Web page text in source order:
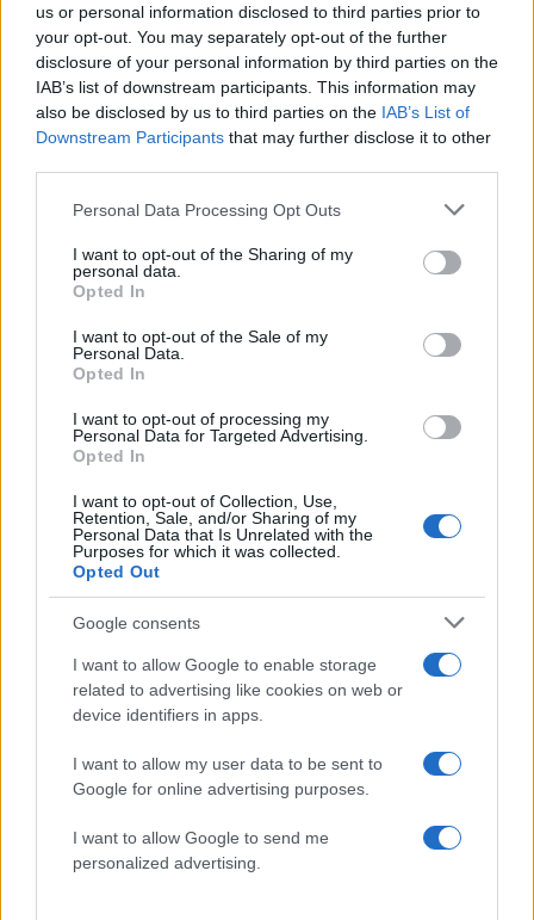
us or personal information disclosed to third parties prior to
your opt-out. You may separately opt-out of the further
disclosure of your personal information by third parties on the
IAB’s list of downstream participants. This information may
also be disclosed by us to third parties on the IAB’s List of
Downstream Participants that may further disclose it to other
Please note that this website/app uses one or more Google
not limited to your visit or usage behaviour. You may click to
grant or deny consent to Google and its third-party tags to
use your data for below specified purposes in below Google
consent section.
Personal Data Processing Opt Outs
I want to opt-out of the Sharing of my
personal data.
Opted In
I want to opt-out of the Sale of my
Personal Data.
Opted In
I want to opt-out of processing my
Personal Data for Targeted Advertising.
Opted In
I want to opt-out of Collection, Use,
Retention, Sale, and/or Sharing of my
Personal Data that Is Unrelated with the
Purposes for which it was collected.
Opted Out
Google consents
I want to allow Google to enable storage
related to advertising like cookies on web or
device identifiers in apps.
I want to allow my user data to be sent to
Google for online advertising purposes.
I want to allow Google to send me
personalized advertising.
Share:
Ακολουθήστε το Νewsit.gr στοGoogle News και
ενημερωθείτε πρώτοι για όλη την ειδησεογραφία και τα
τελευταία νέατης ημέρας
Πιο δημοφιλή
η πλατφόρμα – Ποια ΑΦΜ προηγούνται
στις αιτήσεις
κορυφή του Κιθαιρώνα – Το εντυπωσιακό
timelapse βίντεο
ταξίδι στην Αράχωβα – Όσα ισχυρίστηκε ο
26χρονος για τον θάνατο της Βρετανίδας
Νέο κύμα ζέστης από το Σαββατοκύριακο
με 40άρια - Πολύ υψηλός κίνδυνος
πυρκαγιάς σε Αττική, Εύβοια, Λέσβο και
Χίο σήμερα
Μύκονος: Βίντεο με τους αστυνομικούς να
εντοπίζουν την τσάντα Hermès και το
Rolex όπου άρπαξε Έλληνας οδηγός από
Ουκρανό τουρίστα
Πιο σχολιασμένα
Μητσοτάκης στην υπογραφή συμφωνίας
για την ηλεκτρική διασύνδεση Ελλάδας –